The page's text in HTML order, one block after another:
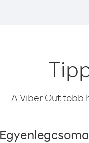
A Viber Out több